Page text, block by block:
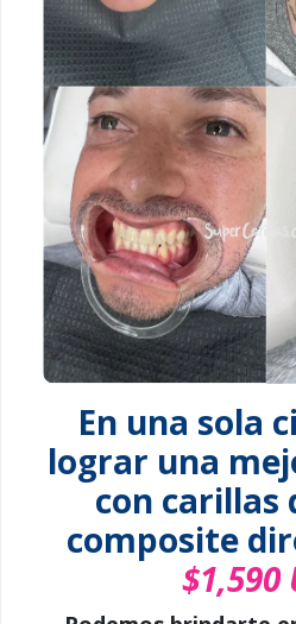
En una sola
lograr una
con carillas
composite
$1,590